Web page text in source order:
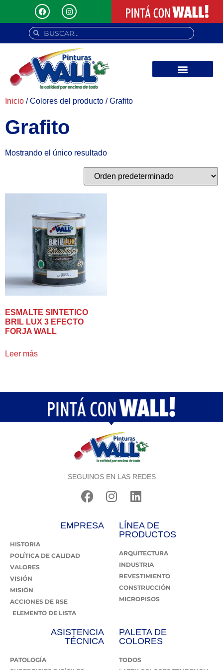
Inicio / Colores del producto / Grafito
Grafito
Mostrando el único resultado
ESMALTE SINTETICO
BRIL LUX 3 EFECTO
FORJA WALL
Leer más
SEGUINOS EN LAS REDES
EMPRESA
HISTORIA
POLÍTICA DE CALIDAD
VALORES
VISIÓN
MISIÓN
ACCIONES DE RSE
ELEMENTO DE LISTA
LÍNEA DE
PRODUCTOS
ARQUITECTURA
INDUSTRIA
REVESTIMIENTO
CONSTRUCCIÓN
MICROPISOS
ASISTENCIA
TÉCNICA
PATOLOGÍA
PALETA DE
COLORES
TODOS